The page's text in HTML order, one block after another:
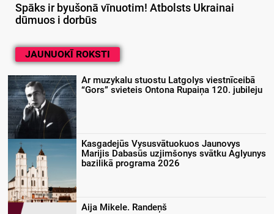
Spāks ir byušonā vīnuotim! Atbolsts Ukrainai
dūmuos i dorbūs
JAUNUOKĪ ROKSTI
Ar muzykalu stuostu Latgolys viestnīceibā
“Gors” svieteis Ontona Rupaiņa 120. jubileju
Kasgadejūs Vysusvātuokuos Jaunovys
Marijis Dabasūs uzjimšonys svātku Aglyunys
bazilikā programa 2026
Aija Mikele. Randeņš